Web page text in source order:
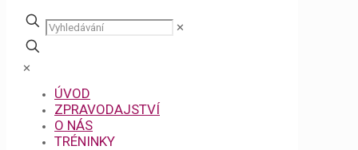
✕
✕
ÚVOD
ZPRAVODAJSTVÍ
O NÁS
TRÉNINKY